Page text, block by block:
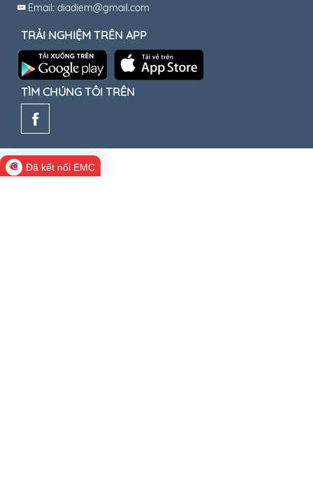
Email: diadiem@gmail.com
TRẢI NGHIỆM TRÊN APP
TÌM CHÚNG TÔI TRÊN
Đã kết nối EMC